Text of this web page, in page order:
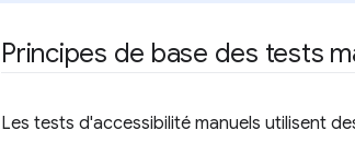
Principes de base des tests
Les tests d'accessibilité manuels utilisent